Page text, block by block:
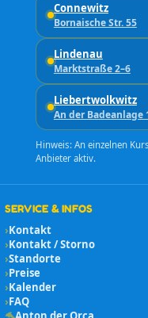
Connewitz
Bornaische Str. 55
Lindenau
Marktstraße 2–6
Liebertwolkwitz
An der Badeanlage
Hinweis: An einzelnen
Anbieter aktiv.
SERVICE & INFOS
›Kontakt
›Kontakt / Storno
›Standorte
›Preise
›Kalender
›FAQ